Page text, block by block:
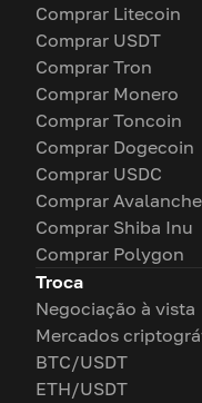
Comprar Litecoin
Comprar USDT
Comprar Tron
Comprar Monero
Comprar Toncoin
Comprar Dogecoin
Comprar USDC
Comprar Avalanche
Comprar Shiba Inu
Comprar Polygon
Troca
Negociação à vista
Mercados
BTC/USDT
ETH/USDT